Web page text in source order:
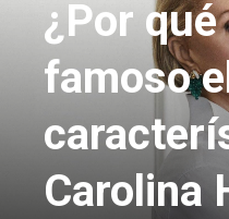
¿Por
famoso
Carolina